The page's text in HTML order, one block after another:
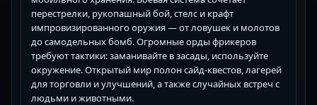
перестрелки, рукопашный бой, стелс и крафт
импровизированного оружия — от ловушек и молотов
до самодельных бомб. Огромные орды фрикеров
требуют тактики: заманивайте в засады, используйте
окружение. Открытый мир полон сайд-квестов, лагерей
для торговли и улучшений, а также случайных встреч с
людьми и животными.